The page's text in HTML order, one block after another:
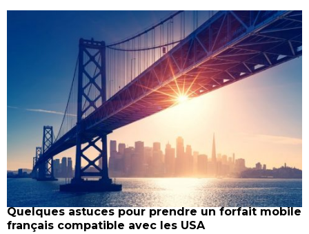
Quelques astuces pour prendre un forfait mobile
français compatible avec les USA